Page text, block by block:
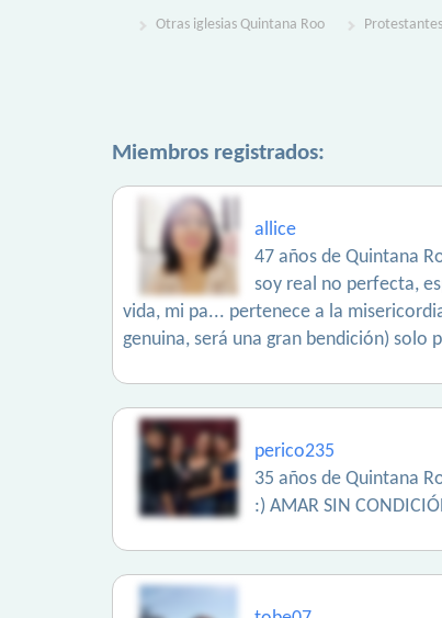
Otras iglesias Quintana Roo
Miembros registrados:
allice
47 años de Quintana
soy real no perfecta,
vida, mi pa... pertenece a la
genuina, será una gran bendición)
perico235
35 años de Quintana
:) AMAR SIN